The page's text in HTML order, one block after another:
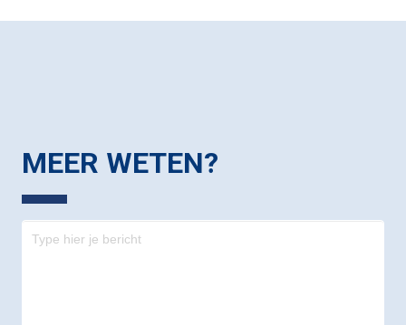
MEER WETEN?
Contact